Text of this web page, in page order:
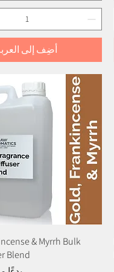
أضِف إلى
العرض السريع& Myrrh Bulk
Blend